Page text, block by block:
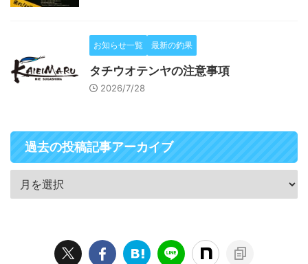
お知らせ一覧 最新の釣果
タチウオテンヤの注意事項
2026/7/28
過去の投稿記事アーカイブ